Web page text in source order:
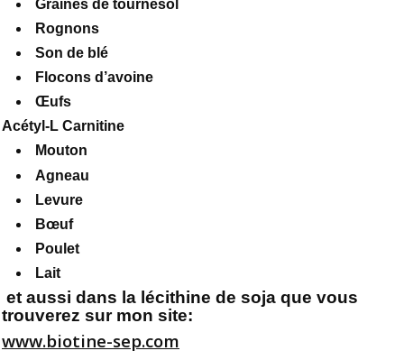
Graines de tournesol
Rognons
Son de blé
Flocons d’avoine
Œufs
Acétyl-L Carnitine
Mouton
Agneau
Levure
Bœuf
Poulet
Lait
et aussi dans la lécithine de soja que vous
trouverez sur mon site:
www.biotine-sep.com